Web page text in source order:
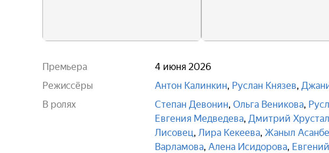
Премьера
4 июня 2026
Режиссёры
Антон Калинкин, Руслан Князев,
В ролях
Степан Девонин, Ольга Веникова,
Евгения Медведева, Дмитрий
Лисовец, Лира Кекеева, Жаныл
Варламова, Алена Исидорова,